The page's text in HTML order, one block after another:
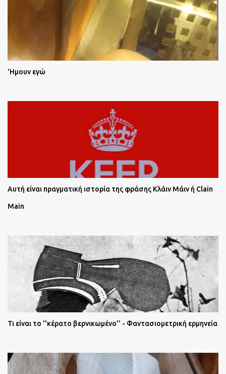
'Ημουν εγώ
Αυτή είναι πραγματική ιστορία της φράσης Κλάιν Μάιν ή Clain
Main
Τι είναι το ''κέρατο βερνικωμένο'' - Φαντασιομετρική ερμηνεία